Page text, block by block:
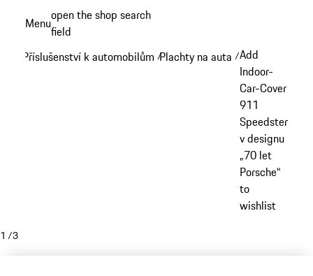
obsahu
Menuopen the shop search
field
Příslušenství k automobilům /Plachty na auta /Add
Indoor-
Car-Cover
911
Speedster
v designu
„70 let
Porsche“
to
wishlist
1 /3